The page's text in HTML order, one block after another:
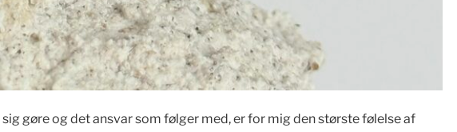
sig gøre og det ansvar som følger med, er for mig den største følelse af